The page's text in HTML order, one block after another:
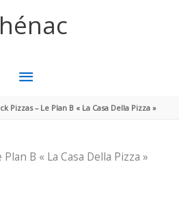
MENU
PRINCIPAL
Pizzas – Le Plan B « La Casa Della Pizza »
B « La Casa Della Pizza »